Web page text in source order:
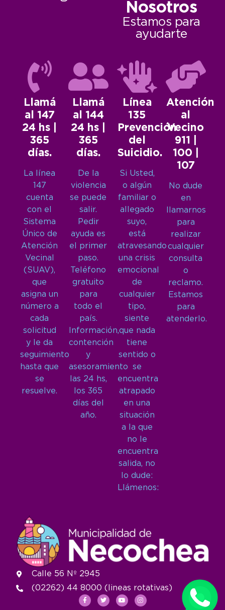
Nosotros
Estamos para
ayudarte
Llamá
al 147
24 hs |
365
días.
La línea
147
cuenta
con el
Sistema
Único de
Atención
Vecinal
(SUAV),
que
asigna un
número a
cada
solicitud
y le da
seguimiento
hasta que
se
resuelve.
Llamá
al 144
24 hs |
365
días.
De la
violencia
se puede
salir.
Pedir
ayuda es
el primer
paso.
Teléfono
gratuito
para
todo el
país.
Información,
contención
y
asesoramiento
las 24 hs,
los 365
días del
año.
Línea
135
Prevención
del
Suicidio.
Si Usted,
o algún
familiar o
allegado
suyo,
está
atravesando
una crisis
emocional
de
cualquier
tipo,
siente
que nada
tiene
sentido o
se
encuentra
atrapado
en una
situación
a la que
no le
encuentra
salida, no
lo dude:
Llámenos:
Atención
al
Vecino
911 |
100 |
107
No dude
en
llamarnos
para
realizar
cualquier
consulta
o
reclamo.
Estamos
para
atenderlo.
Calle 56 Nº 2945
(02262) 44 8000 (lineas rotativas)